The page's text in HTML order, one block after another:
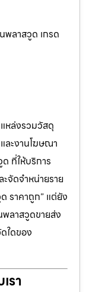
พลาสวูด เกรด
แหล่งรวมวัสดุ
ละงานโฆษณา
ที่ให้บริการ
ะจัดจำหน่ายราย
ราคาถูก” แต่ยัง
ลาสวูดขายส่ง
ใดของ
รา